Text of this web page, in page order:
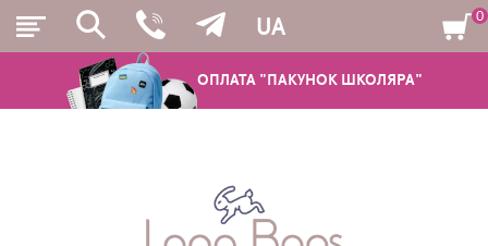
ОПЛАТА "ПАКУНОК ШКОЛЯРА"
UA
ШКІЛЬНІ РЮКЗАКИ ТА РАНЦІ
0